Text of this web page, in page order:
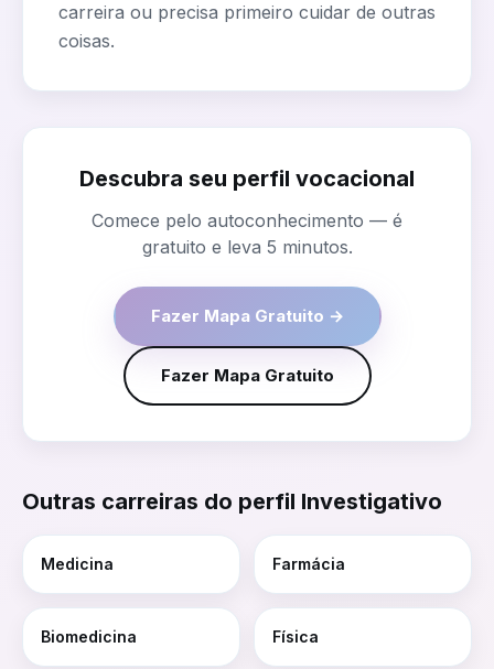
carreira ou precisa primeiro cuidar de outras
coisas.
Descubra seu perfil vocacional
Comece pelo autoconhecimento — é
gratuito e leva 5 minutos.
Fazer Mapa Gratuito →
Fazer Mapa Gratuito
Outras carreiras do perfil Investigativo
Medicina Farmácia
Biomedicina Física